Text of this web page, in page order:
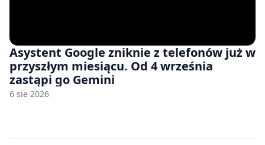
Asystent Google zniknie z telefonów już w
przyszłym miesiącu. Od 4 września
zastąpi go Gemini
6 sie 2026